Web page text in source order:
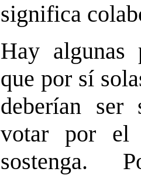
significa
Hay algunas
que por sí
deberían ser
votar por el
sostenga.